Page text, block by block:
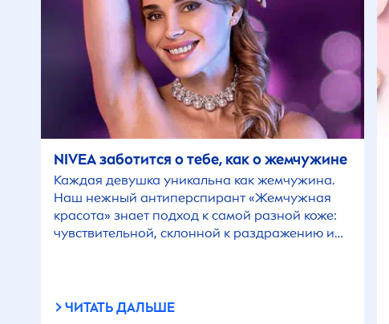
NIVEAзаботится о тебе, как о жемчужине
Каждая девушка уникальна как жемчужина.
Наш нежный антиперспирант «Жемчужная
красота» знает подход к самой разной коже:
чувствительной, склонной к раздражению и
ЧИТАТЬ ДАЛЬШЕ